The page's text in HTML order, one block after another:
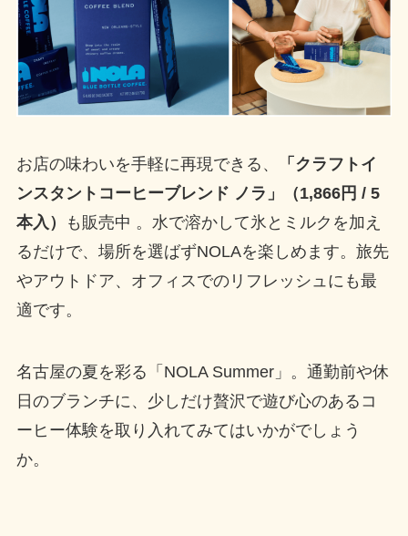
お店の味わいを手軽に再現できる、
「クラフトイ
ンスタントコーヒーブレンド ノラ」（1,866円 / 5
本入）
も販売中 。水で溶かして氷とミルクを加え
るだけで、場所を選ばずNOLAを楽しめます。旅先
やアウトドア、オフィスでのリフレッシュにも最
適です。
名古屋の夏を彩る「NOLA Summer」。通勤前や休
日のブランチに、少しだけ贅沢で遊び心のあるコ
ーヒー体験を取り入れてみてはいかがでしょう
か。